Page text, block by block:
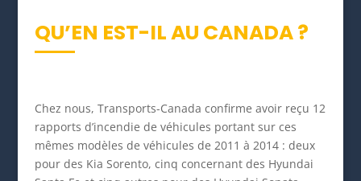
QU’EN EST-IL AU CANADA ?
Chez nous, Transports-Canada confirme avoir reçu 12
rapports d’incendie de véhicules portant sur ces
mêmes modèles de véhicules de 2011 à 2014 : deux
pour des Kia Sorento, cinq concernant des Hyundai